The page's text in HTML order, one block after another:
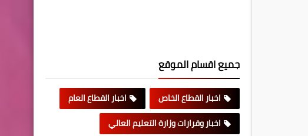
جميع اقسام الموقع
اخبار القطاع الخاص
اخبار القطاع العام
اخبار وقرارات وزارة التعليم العالي